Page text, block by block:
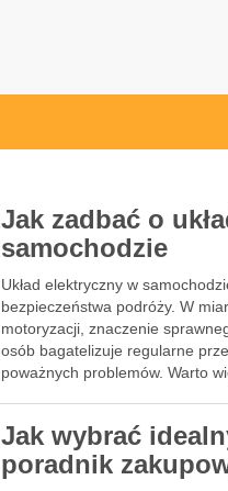
Jak zadbać o
samochodzie
Układ elektryczny w
bezpieczeństwa podróży. W
motoryzacji, znaczenie
osób bagatelizuje regularne
poważnych problemów. Warto
Jak wybrać
poradnik